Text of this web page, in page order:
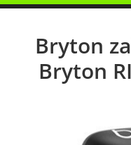
Bryton
Bryton